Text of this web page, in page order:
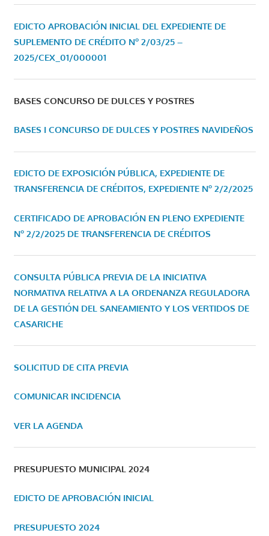
EDICTO APROBACIÓN INICIAL DEL EXPEDIENTE DE
SUPLEMENTO DE CRÉDITO Nº 2/03/25 –
2025/CEX_01/000001
BASES CONCURSO DE DULCES Y POSTRES
BASES I CONCURSO DE DULCES Y POSTRES NAVIDEÑOS
EDICTO DE EXPOSICIÓN PÚBLICA, EXPEDIENTE DE
TRANSFERENCIA DE CRÉDITOS, EXPEDIENTE Nº 2/2/2025
CERTIFICADO DE APROBACIÓN EN PLENO EXPEDIENTE
Nº 2/2/2025 DE TRANSFERENCIA DE CRÉDITOS
CONSULTA PÚBLICA PREVIA DE LA INICIATIVA
NORMATIVA RELATIVA A LA ORDENANZA REGULADORA
DE LA GESTIÓN DEL SANEAMIENTO Y LOS VERTIDOS DE
CASARICHE
SOLICITUD DE CITA PREVIA
COMUNICAR INCIDENCIA
VER LA AGENDA
PRESUPUESTO MUNICIPAL 2024
EDICTO DE APROBACIÓN INICIAL
PRESUPUESTO 2024